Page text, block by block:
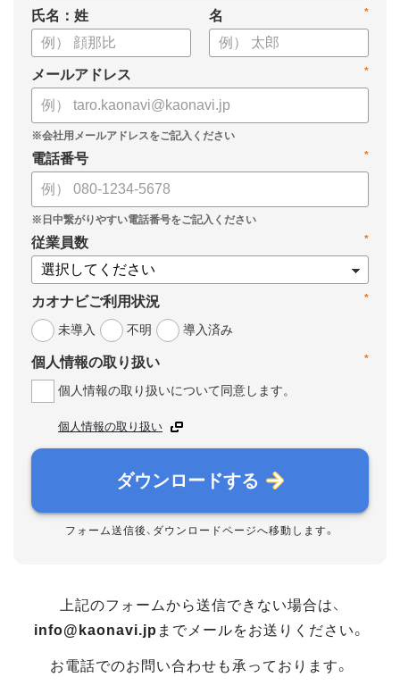
氏名：姓 *
名
*
メールアドレス
*
電話番号
*
従業員数
*
カオナビご利用状況
未導入
不明 導入済み
*
個人情報の取り扱い
個人情報の取り扱いについて同意します。
個人情報の取り扱い
ダウンロードする
フォーム送信後、ダウンロードページへ移動します。
上記のフォームから送信できない場合は、
info@kaonavi.jp までメールをお送りください。
お電話でのお問い合わせも承っております。